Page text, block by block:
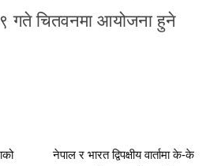
गते चितवनमा आयोजना हुने
नेपाल र भारत द्विपक्षीय वार्तामा के-के